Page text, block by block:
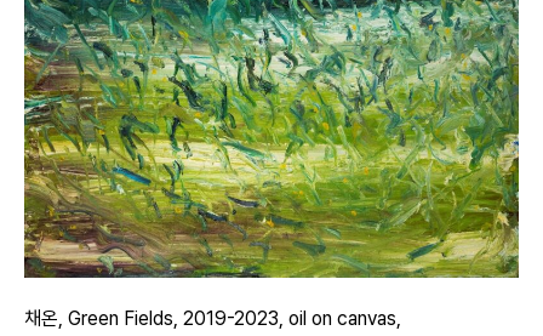
채온, Green Fields, 2019-2023, oil on canvas,